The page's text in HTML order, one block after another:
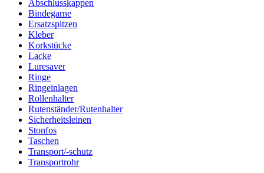
Abschlusskappen
Bindegarne
Ersatzspitzen
Kleber
Korkstücke
Lacke
Luresaver
Ringe
Ringeinlagen
Rollenhalter
Rutenständer/Rutenhalter
Sicherheitsleinen
Stonfos
Taschen
Transport/-schutz
Transportrohr